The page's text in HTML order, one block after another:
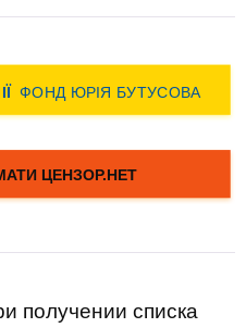
получении списка